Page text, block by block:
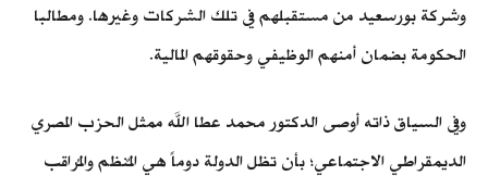
وشركة بورسعيد من مستقبلهم في تلك الشركات وغيرها. ومطالبا
الحكومة بضمان أمنهم الوظيفي وحقوقهم المالية.
وفي السياق ذاته أوصى الدكتور محمد عطا الله ممثل الحزب المصري
الديمقراطي الاجتماعي؛ بأن تظل الدولة دوماً هي المٌنظم والمُراقب